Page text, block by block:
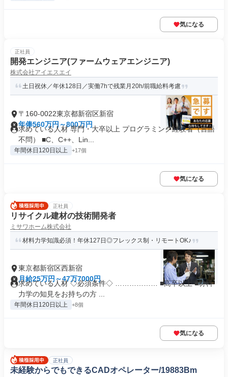
気になる
正社員
開発エンジニア(ファームウェアエンジニア)
株式会社アイエスエイ
土日祝休／年休128日／実働7hで残業月20h/前職給料考慮
〒160-0022東京都新宿区新宿
年俸560万円～800万円
求めている人材 専門・大卒以上 プログラミング経験者（言語
不問） ■C、C++、Lin...
年間休日120日以上 +17個
気になる
正社員
リサイクル建材の技術開発者
ミサワホーム株式会社
材料力学知識必須！年休127日◎フレックス制・リモートOK♪
東京都新宿区西新宿
月給25万円～47万7000円
求めている人材 ◇必須条件◇ ……………… ■高卒以上 ■材料
力学の知見をお持ちの方 ...
年間休日120日以上 +8個
気になる
正社員
未経験からでもできるCADオペレーター/19883Bm